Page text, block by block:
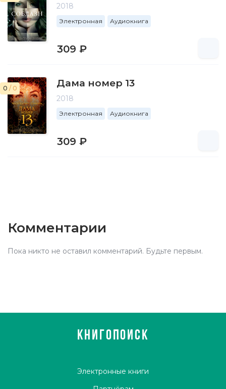
2018
Электронная Аудиокнига
309 ₽
0 / 0 Дама номер 13
2018
Электронная Аудиокнига
309 ₽
Комментарии
Пока никто не оставил комментарий. Будьте первым.
КНИГОПОИСК
Электронные книги